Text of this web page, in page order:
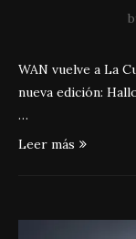
WAN vuelve a La
nueva edición:
…
Leer más